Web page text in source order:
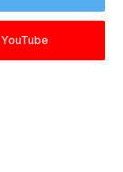
YouTube